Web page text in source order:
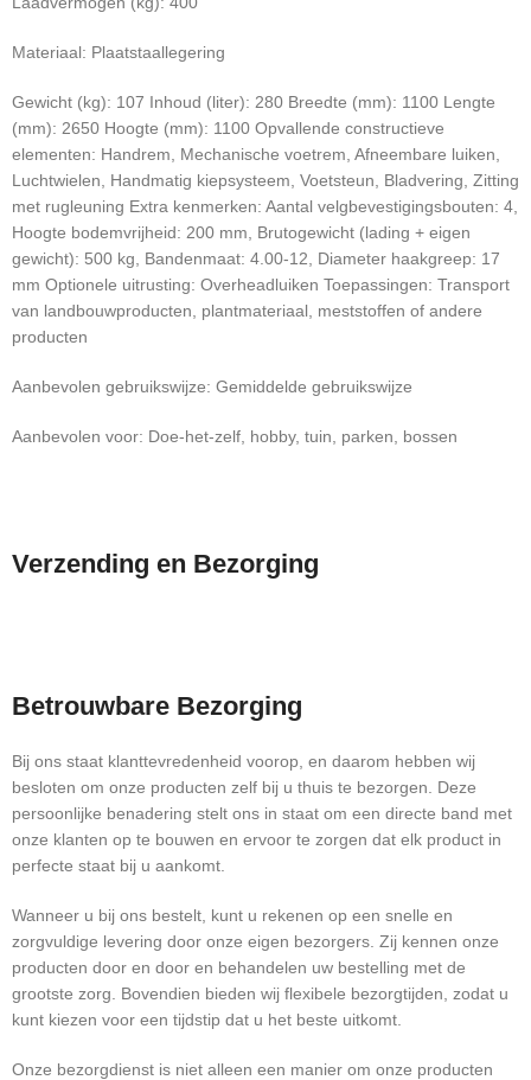
Materiaal: Plaatstaallegering
Gewicht (kg): 107 Inhoud (liter): 280 Breedte (mm): 1100 Lengte
(mm): 2650 Hoogte (mm): 1100 Opvallende constructieve
elementen: Handrem, Mechanische voetrem, Afneembare luiken,
Luchtwielen, Handmatig kiepsysteem, Voetsteun, Bladvering, Zitting
met rugleuning Extra kenmerken: Aantal velgbevestigingsbouten: 4,
Hoogte bodemvrijheid: 200 mm, Brutogewicht (lading + eigen
gewicht): 500 kg, Bandenmaat: 4.00-12, Diameter haakgreep: 17
mm Optionele uitrusting: Overheadluiken Toepassingen: Transport
van landbouwproducten, plantmateriaal, meststoffen of andere
producten
Aanbevolen gebruikswijze: Gemiddelde gebruikswijze
Aanbevolen voor: Doe-het-zelf, hobby, tuin, parken, bossen
Verzending en Bezorging
Betrouwbare Bezorging
Bij ons staat klanttevredenheid voorop, en daarom hebben wij
besloten om onze producten zelf bij u thuis te bezorgen. Deze
persoonlijke benadering stelt ons in staat om een directe band met
onze klanten op te bouwen en ervoor te zorgen dat elk product in
perfecte staat bij u aankomt.
Wanneer u bij ons bestelt, kunt u rekenen op een snelle en
zorgvuldige levering door onze eigen bezorgers. Zij kennen onze
producten door en door en behandelen uw bestelling met de
grootste zorg. Bovendien bieden wij flexibele bezorgtijden, zodat u
kunt kiezen voor een tijdstip dat u het beste uitkomt.
Onze bezorgdienst is niet alleen een manier om onze producten